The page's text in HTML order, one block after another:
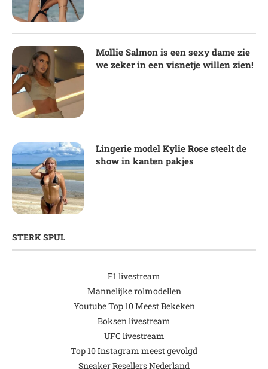
Mollie Salmon is een sexy dame zie
we zeker in een visnetje willen zien!
Lingerie model Kylie Rose steelt de
show in kanten pakjes
STERK SPUL
F1 livestream
Mannelijke rolmodellen
Youtube Top 10 Meest Bekeken
Boksen livestream
UFC livestream
Top 10 Instagram meest gevolgd
Sneaker Resellers Nederland